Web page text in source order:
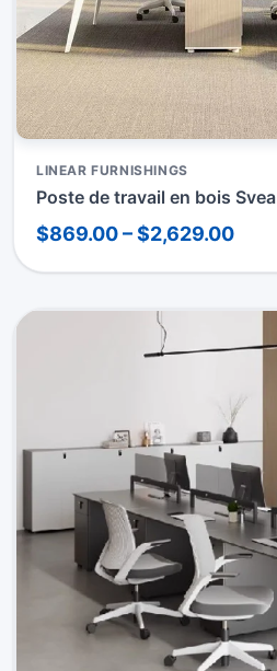
LINEAR FURNISHINGS
Poste de travail en bois Svea
$869.00 – $2,629.00